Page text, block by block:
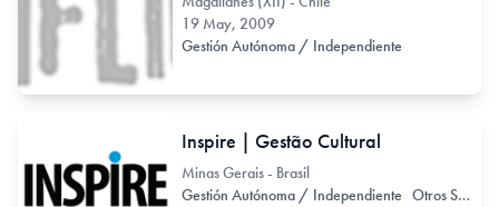
19 May, 2009
Gestión Autónoma / Independiente
Inspire | Gestão Cultural
Minas Gerais - Brasil
Gestión Autónoma / Independiente Otros Servicios Asociados